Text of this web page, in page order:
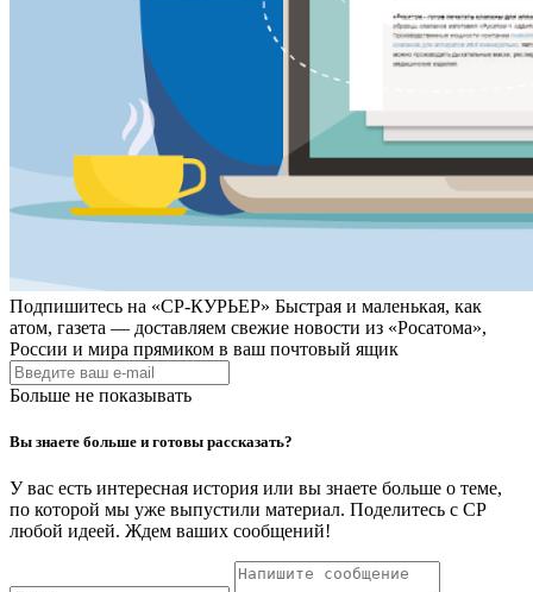
Подпишитесь на «СР-КУРЬЕР» Быстрая и маленькая, как
атом, газета — доставляем свежие новости из «Росатома»,
России и мира прямиком в ваш почтовый ящик
Больше не показывать
Вы знаете больше и готовы рассказать?
У вас есть интересная история или вы знаете больше о теме,
по которой мы уже выпустили материал. Поделитесь с СР
любой идеей. Ждем ваших сообщений!